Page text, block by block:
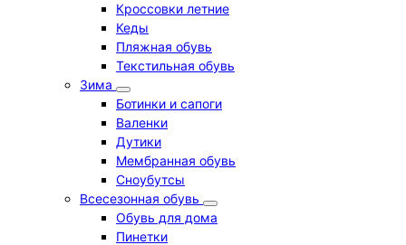
Кроссовки летние
Кеды
Пляжная обувь
Текстильная обувь
Зима
Ботинки и сапоги
Валенки
Дутики
Мембранная обувь
Сноубутсы
Всесезонная обувь
Обувь для дома
Пинетки